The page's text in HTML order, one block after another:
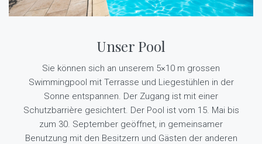
Unser Pool
Sie können sich an unserem 5×10 m grossen
Swimmingpool mit Terrasse und Liegestühlen in der
Sonne entspannen. Der Zugang ist mit einer
Schutzbarrière gesichtert. Der Pool ist vom 15. Mai bis
zum 30. September geöffnet, in gemeinsamer
Benutzung mit den Besitzern und Gästen der anderen